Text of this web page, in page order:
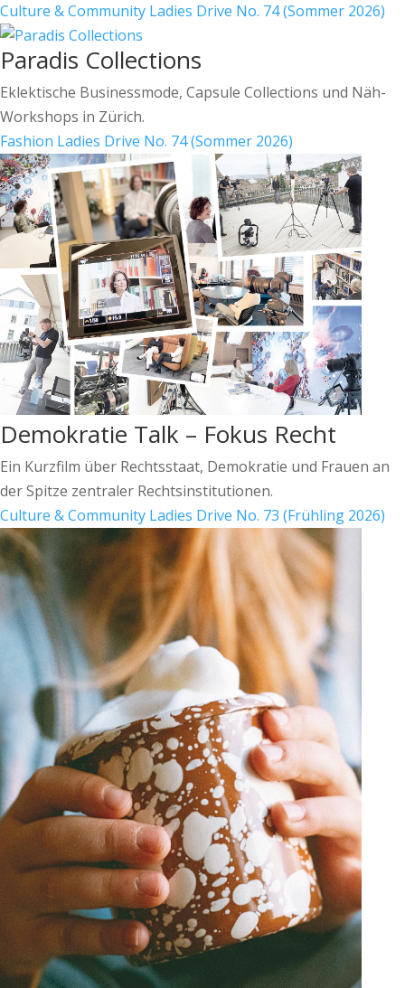
Culture & Community Ladies Drive No. 74 (Sommer 2026)
Paradis Collections
Eklektische Businessmode, Capsule Collections und Näh-
Workshops in Zürich.
Fashion Ladies Drive No. 74 (Sommer 2026)
Demokratie Talk – Fokus Recht
Ein Kurzfilm über Rechtsstaat, Demokratie und Frauen an
der Spitze zentraler Rechtsinstitutionen.
Culture & Community Ladies Drive No. 73 (Frühling 2026)